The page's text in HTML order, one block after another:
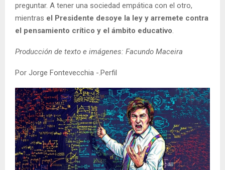
preguntar. A tener una sociedad empática con el otro,
mientras el Presidente desoye la ley y arremete contra
el pensamiento crítico y el ámbito educativo.
Producción de texto e imágenes: Facundo Maceira
Por Jorge Fontevecchia -.Perfil